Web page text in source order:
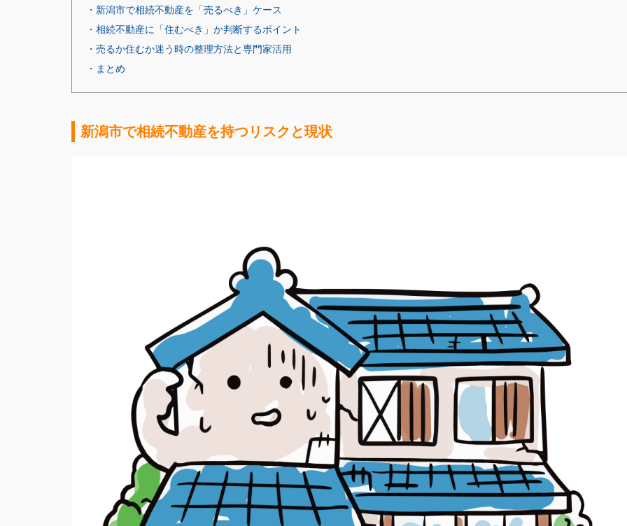
・新潟市で相続不動産を「売るべき」ケース
・相続不動産に「住むべき」か判断するポイント
・売るか住むか迷う時の整理方法と専門家活用
・まとめ
新潟市で相続不動産を持つリスクと現状